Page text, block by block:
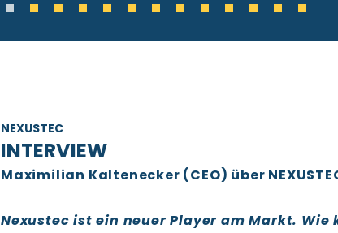
INTERVIEW
Maximilian Kaltenecker (CEO) über
Nexustec ist ein neuer Player am Markt. Wie
NEXUSTEC